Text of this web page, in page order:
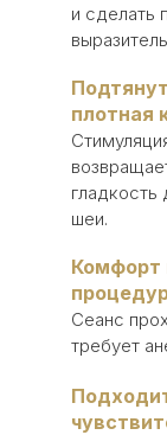
и сделать
плотная
гладкость
шеи.
Комфорт
Сеанс
требует